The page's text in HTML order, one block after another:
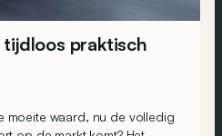
tijdloos praktisch
moeite waard, nu de volledig